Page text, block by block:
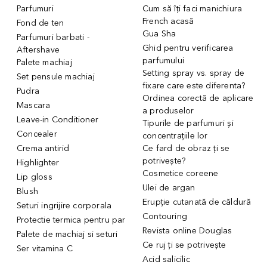
Parfumuri
Fond de ten
Parfumuri barbati -
Aftershave
Palete machiaj
Set pensule machiaj
Pudra
Mascara
Leave-in Conditioner
Concealer
Crema antirid
Highlighter
Lip gloss
Blush
Seturi ingrijire corporala
Protectie termica pentru par
Palete de machiaj si seturi
Ser vitamina C
Cum să îți faci manichiura
French acasă
Gua Sha
Ghid pentru verificarea
parfumului
Setting spray vs. spray de
fixare care este diferenta?
Ordinea corectă de aplicare
a produselor
Tipurile de parfumuri și
concentrațiile lor
Ce fard de obraz ți se
potrivește?
Cosmetice coreene
Ulei de argan
Erupție cutanată de căldură
Contouring
Revista online Douglas
Ce ruj ți se potrivește
Acid salicilic